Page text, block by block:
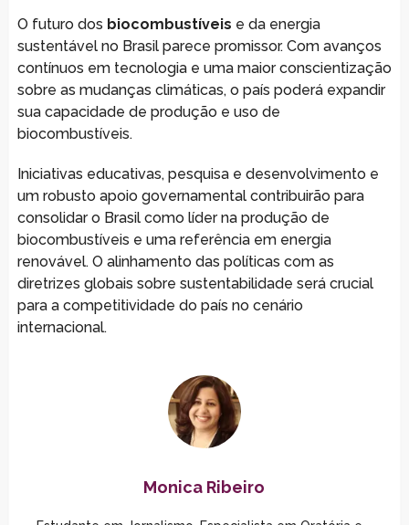
O futuro dos biocombustíveis e da energia
sustentável no Brasil parece promissor. Com avanços
contínuos em tecnologia e uma maior conscientização
sobre as mudanças climáticas, o país poderá expandir
sua capacidade de produção e uso de
biocombustíveis.
Iniciativas educativas, pesquisa e desenvolvimento e
um robusto apoio governamental contribuirão para
consolidar o Brasil como líder na produção de
biocombustíveis e uma referência em energia
renovável. O alinhamento das políticas com as
diretrizes globais sobre sustentabilidade será crucial
para a competitividade do país no cenário
internacional.
Monica Ribeiro